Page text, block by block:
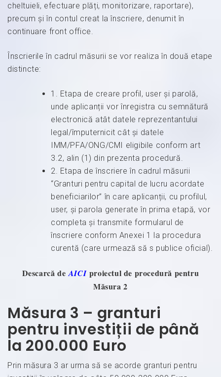
cheltuieli, efectuare plăți, monitorizare, raportare),
precum și în contul creat la înscriere, denumit în
continuare front office.
Înscrierile în cadrul măsurii se vor realiza în două etape
distincte:
1. Etapa de creare profil, user și parolă,
unde aplicanții vor înregistra cu semnătură
electronică atât datele reprezentantului
legal/împuternicit cât și datele
IMM/PFA/ONG/CMI eligibile conform art
3.2, alin (1) din prezenta procedură.
2. Etapa de înscriere în cadrul măsurii
“Granturi pentru capital de lucru acordate
beneficiarilor” în care aplicanții, cu profilul,
user, și parola generate în prima etapă, vor
completa și transmite formularul de
înscriere conform Anexei 1 la procedura
curentă (care urmează să s publice oficial).
Descarcă de AICI proiectul de procedură pentru
Măsura 2
Măsura 3 – granturi
pentru investiții de până
la 200.000 Euro
Prin măsura 3 ar urma să se acorde granturi pentru